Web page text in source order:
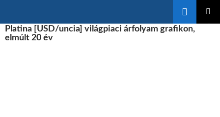
A
TARTALOMBA
Platina [USD/uncia] világpiaci árfolyam grafikon,
elmúlt 20 év